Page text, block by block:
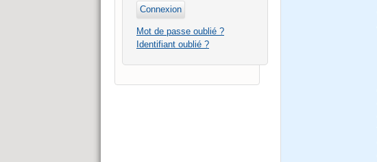
Mot de passe oublié ?
Identifiant oublié ?